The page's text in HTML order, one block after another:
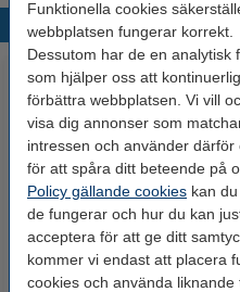
Funktionella cookies
webbplatsen fungerar korrekt.
Dessutom har de en analytisk
som hjälper oss att
förbättra webbplatsen. Vi vill
visa dig annonser som
intressen och använder därför
för att spåra ditt beteende på
Policy gällande cookies kan
de fungerar och hur du kan
acceptera för att ge ditt
kommer vi endast att placera
cookies och använda liknande
Varumärket 123ink
ersätter Brother TN-243M
magenta toner